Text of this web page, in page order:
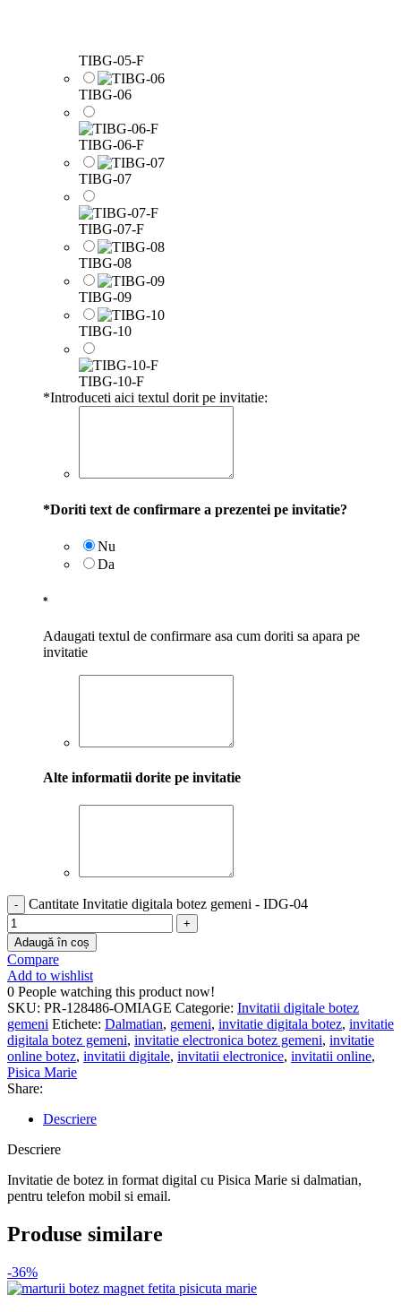
TIBG-05-F
TIBG-06
TIBG-06-F
TIBG-07
TIBG-07-F
TIBG-08
TIBG-09
TIBG-10
TIBG-10-F
*Introduceti aici textul dorit pe invitatie:
*Doriti text de confirmare a prezentei pe invitatie?
Nu
Da
*
Adaugati textul de confirmare asa cum doriti sa apara pe
invitatie
Alte informatii dorite pe invitatie
Cantitate Invitatie digitala botez gemeni - IDG-04
Adaugă în coș
Compare
Add to wishlist
0 People watching this product now!
SKU: PR-128486-OMIAGE Categorie: Invitatii digitale botez
gemeni Etichete: Dalmatian, gemeni, invitatie digitala botez, invitatie
digitala botez gemeni, invitatie electronica botez gemeni, invitatie
online botez, invitatii digitale, invitatii electronice, invitatii online,
Pisica Marie
Share:
Descriere
Descriere
Invitatie de botez in format digital cu Pisica Marie si dalmatian,
pentru telefon mobil si email.
Produse similare
-36%